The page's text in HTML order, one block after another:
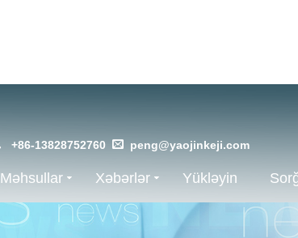
+86-13828752760 peng@yaojinkeji.com
Məhsullar Xəbərlər Yükləyin